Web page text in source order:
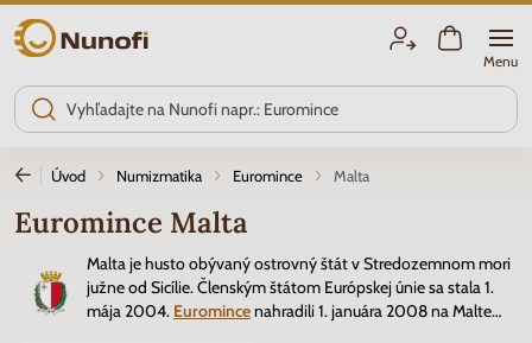
Nunofi.sk
Menu
Úvod Numizmatika Euromince Malta
Euromince Malta
Malta je husto obývaný ostrovný štát v Stredozemnom mori
južne od Sicílie. Členským štátom Európskej únie sa stala 1.
mája 2004. Euromincenahradili 1. januára 2008 na Malte